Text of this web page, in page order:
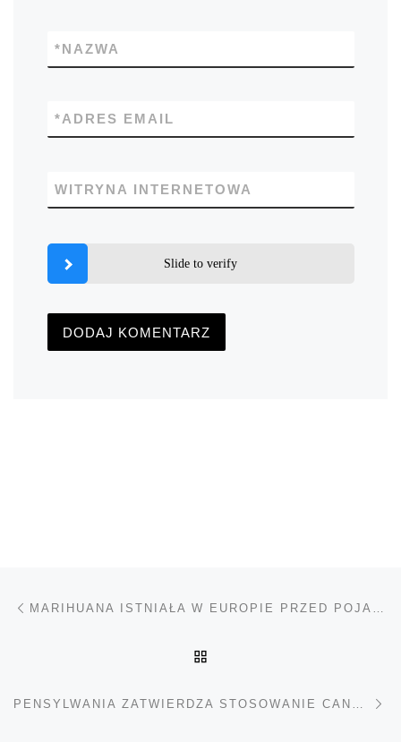
NAZWA
*
ADRES EMAIL
*
WITRYNA INTERNETOWA
Slide to verify
Nawigacja wpisu